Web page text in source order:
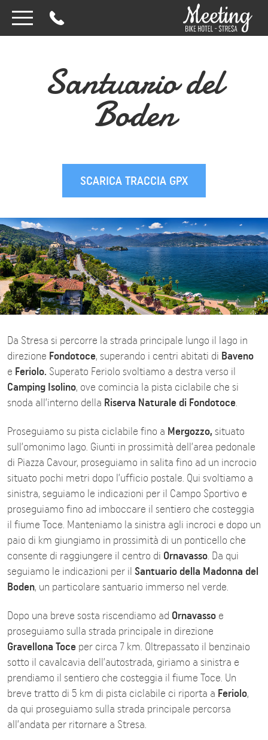
Santuario del
Boden
SCARICA TRACCIA GPX
Da Stresa si percorre la strada principale lungo il lago in
direzione Fondotoce, superando i centri abitati di Baveno
e Feriolo. Superato Feriolo svoltiamo a destra verso il
Camping Isolino, ove comincia la pista ciclabile che si
snoda all’interno della Riserva Naturale di Fondotoce.
Proseguiamo su pista ciclabile fino a Mergozzo, situato
sull’omonimo lago. Giunti in prossimità dell’area pedonale
di Piazza Cavour, proseguiamo in salita fino ad un incrocio
situato pochi metri dopo l’ufficio postale. Qui svoltiamo a
sinistra, seguiamo le indicazioni per il Campo Sportivo e
proseguiamo fino ad imboccare il sentiero che costeggia
il fiume Toce. Manteniamo la sinistra agli incroci e dopo un
paio di km giungiamo in prossimità di un ponticello che
consente di raggiungere il centro di Ornavasso. Da qui
seguiamo le indicazioni per il Santuario della Madonna del
Boden, un particolare santuario immerso nel verde.
Dopo una breve sosta riscendiamo ad Ornavasso e
proseguiamo sulla strada principale in direzione
Gravellona Toce per circa 7 km. Oltrepassato il benzinaio
sotto il cavalcavia dell’autostrada, giriamo a sinistra e
prendiamo il sentiero che costeggia il fiume Toce. Un
breve tratto di 5 km di pista ciclabile ci riporta a Feriolo,
da qui proseguiamo sulla strada principale percorsa
all’andata per ritornare a Stresa.